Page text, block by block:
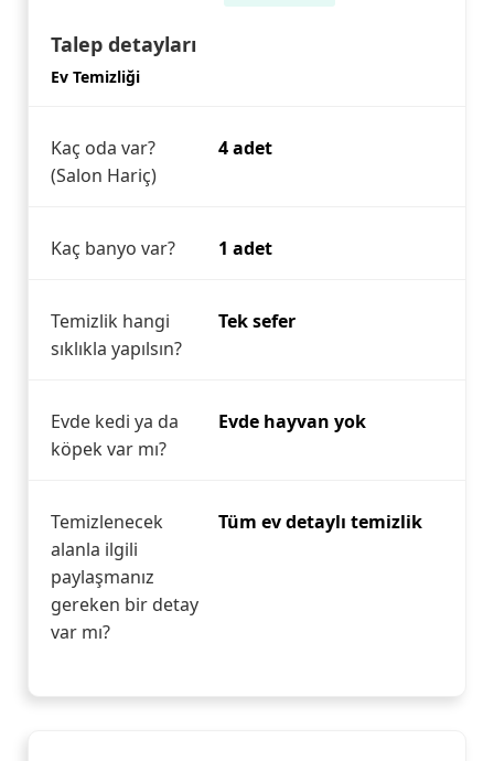
Talep detayları
Ev Temizliği
Kaç oda var?
(Salon Hariç)
4 adet
Kaç banyo var? 1 adet
Temizlik hangi
sıklıkla yapılsın?
Tek sefer
Evde kedi ya da
köpek var mı?
Evde hayvan yok
Temizlenecek
alanla ilgili
paylaşmanız
gereken bir detay
var mı?
Tüm ev detaylı temizlik